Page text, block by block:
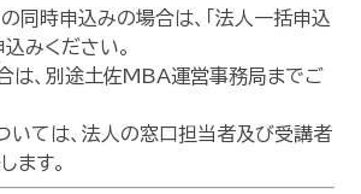
の同時申込みの場合は、「法人一括申込
みください。
は、別途土佐MBA運営事務局までご
いては、法人の窓口担当者及び受講者
ます。